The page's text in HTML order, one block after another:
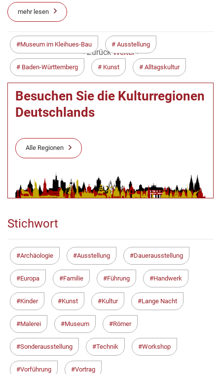
mehr lesen
Museum im Kleihues-Bau Ausstellung
Baden-Württemberg Kunst Alltagskultur
< ZurückWeiter >
Besuchen Sie die Kulturregionen
Deutschlands
Alle Regionen
Stichwort
Archäologie Ausstellung Dauerausstellung
Europa Familie Führung Handwerk
Kinder Kunst Kultur Lange Nacht
Malerei Museum Römer
Sonderausstellung Technik Workshop
Vorführung Vortrag